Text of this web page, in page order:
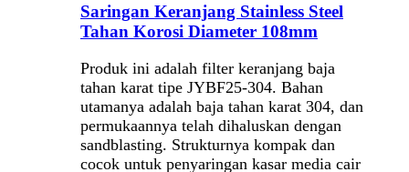
Saringan Keranjang Stainless Steel
Tahan Korosi Diameter 108mm
Produk ini adalah filter keranjang baja
tahan karat tipe JYBF25-304. Bahan
utamanya adalah baja tahan karat 304, dan
permukaannya telah dihaluskan dengan
sandblasting. Strukturnya kompak dan
cocok untuk penyaringan kasar media cair